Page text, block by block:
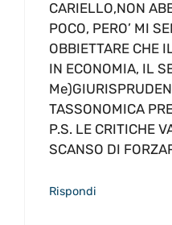
CARIELLO,NON
POCO, PERO’ MI
OBBIETTARE CHE
IN ECONOMIA, IL
TASSONOMICA
P.S. LE CRITICHE
SCANSO DI
Rispondi